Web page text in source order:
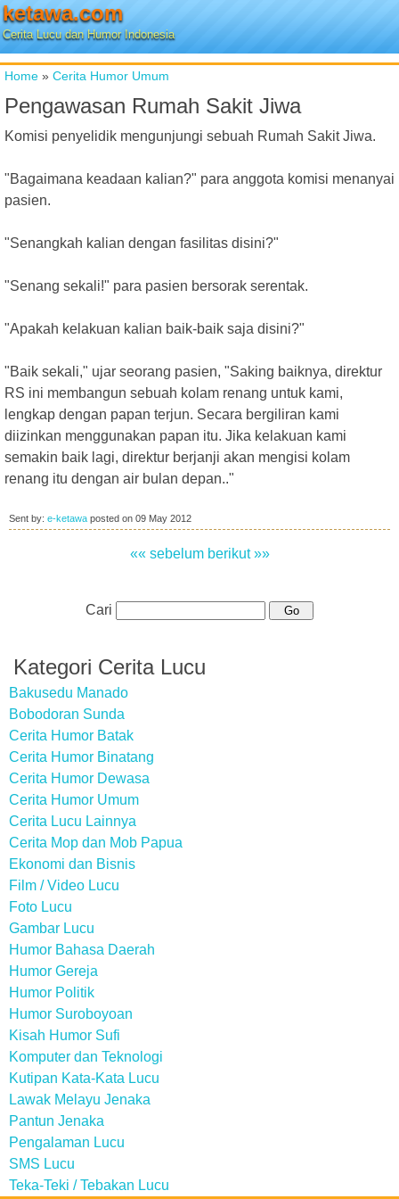
ketawa.com
Cerita Lucu dan Humor Indonesia
Home » Cerita Humor Umum
Pengawasan Rumah Sakit Jiwa
Komisi penyelidik mengunjungi sebuah Rumah Sakit Jiwa.
"Bagaimana keadaan kalian?" para anggota komisi menanyai
pasien.
"Senangkah kalian dengan fasilitas disini?"
"Senang sekali!" para pasien bersorak serentak.
"Apakah kelakuan kalian baik-baik saja disini?"
"Baik sekali," ujar seorang pasien, "Saking baiknya, direktur
RS ini membangun sebuah kolam renang untuk kami,
lengkap dengan papan terjun. Secara bergiliran kami
diizinkan menggunakan papan itu. Jika kelakuan kami
semakin baik lagi, direktur berjanji akan mengisi kolam
renang itu dengan air bulan depan.."
Sent by: e-ketawa posted on 09 May 2012
«« sebelum berikut »»
Cari
Kategori Cerita Lucu
Bakusedu Manado
Bobodoran Sunda
Cerita Humor Batak
Cerita Humor Binatang
Cerita Humor Dewasa
Cerita Humor Umum
Cerita Lucu Lainnya
Cerita Mop dan Mob Papua
Ekonomi dan Bisnis
Film / Video Lucu
Foto Lucu
Gambar Lucu
Humor Bahasa Daerah
Humor Gereja
Humor Politik
Humor Suroboyoan
Kisah Humor Sufi
Komputer dan Teknologi
Kutipan Kata-Kata Lucu
Lawak Melayu Jenaka
Pantun Jenaka
Pengalaman Lucu
SMS Lucu
Teka-Teki / Tebakan Lucu